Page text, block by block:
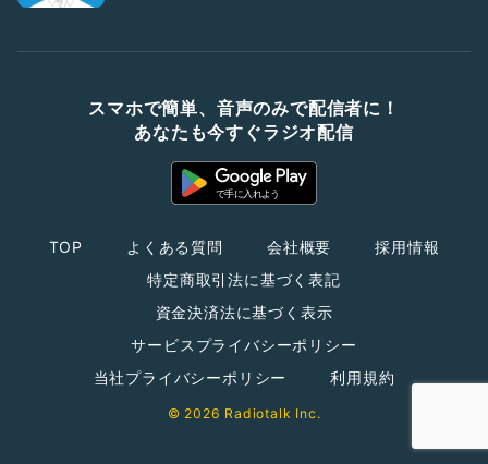
スマホで簡単、音声のみで配信者に！
あなたも今すぐラジオ配信
TOP よくある質問 会社概要
採用情報
特定商取引法に基づく表記
資金決済法に基づく表示
サービスプライバシーポリシー
当社プライバシーポリシー
利用規約
© 2026 Radiotalk Inc.